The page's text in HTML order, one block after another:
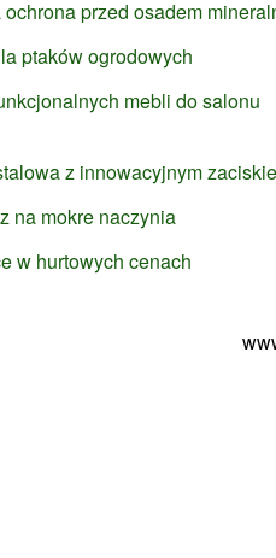
przed osadem
ptaków ogrodowych
mebli do salonu
z innowacyjnym
na mokre naczynia
w hurtowych cenach